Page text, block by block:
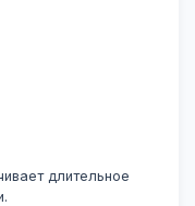
длительное